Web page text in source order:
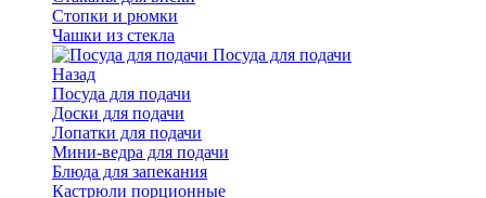
Стопки и рюмки
Чашки из стекла
Посуда для подачи
Назад
Посуда для подачи
Доски для подачи
Лопатки для подачи
Мини-ведра для подачи
Блюда для запекания
Кастрюли порционные